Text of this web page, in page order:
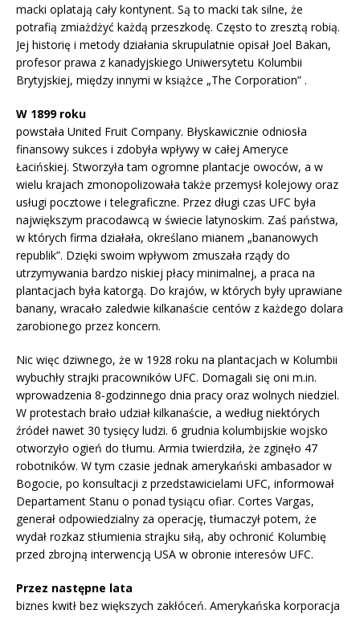
macki oplatają cały kontynent. Są to macki tak silne, że
potrafią zmiażdżyć każdą przeszkodę. Często to zresztą robią.
Jej historię i metody działania skrupulatnie opisał Joel Bakan,
profesor prawa z kanadyjskiego Uniwersytetu Kolumbii
Brytyjskiej, między innymi w książce „The Corporation” .
W 1899 roku
powstała United Fruit Company. Błyskawicznie odniosła
finansowy sukces i zdobyła wpływy w całej Ameryce
Łacińskiej. Stworzyła tam ogromne plantacje owoców, a w
wielu krajach zmonopolizowała także przemysł kolejowy oraz
usługi pocztowe i telegraficzne. Przez długi czas UFC była
największym pracodawcą w świecie latynoskim. Zaś państwa,
w których firma działała, określano mianem „bananowych
republik”. Dzięki swoim wpływom zmuszała rządy do
utrzymywania bardzo niskiej płacy minimalnej, a praca na
plantacjach była katorgą. Do krajów, w których były uprawiane
banany, wracało zaledwie kilkanaście centów z każdego dolara
zarobionego przez koncern.
Nic więc dziwnego, że w 1928 roku na plantacjach w Kolumbii
wybuchły strajki pracowników UFC. Domagali się oni m.in.
wprowadzenia 8-godzinnego dnia pracy oraz wolnych niedziel.
W protestach brało udział kilkanaście, a według niektórych
źródeł nawet 30 tysięcy ludzi. 6 grudnia kolumbijskie wojsko
otworzyło ogień do tłumu. Armia twierdziła, że zginęło 47
robotników. W tym czasie jednak amerykański ambasador w
Bogocie, po konsultacji z przedstawicielami UFC, informował
Departament Stanu o ponad tysiącu ofiar. Cortes Vargas,
generał odpowiedzialny za operację, tłumaczył potem, że
wydał rozkaz stłumienia strajku siłą, aby ochronić Kolumbię
przed zbrojną interwencją USA w obronie interesów UFC.
Przez następne lata
biznes kwitł bez większych zakłóceń. Amerykańska korporacja